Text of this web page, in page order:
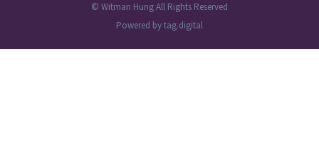
© Witman Hung All Rights Reserved
Powered bytag.digital